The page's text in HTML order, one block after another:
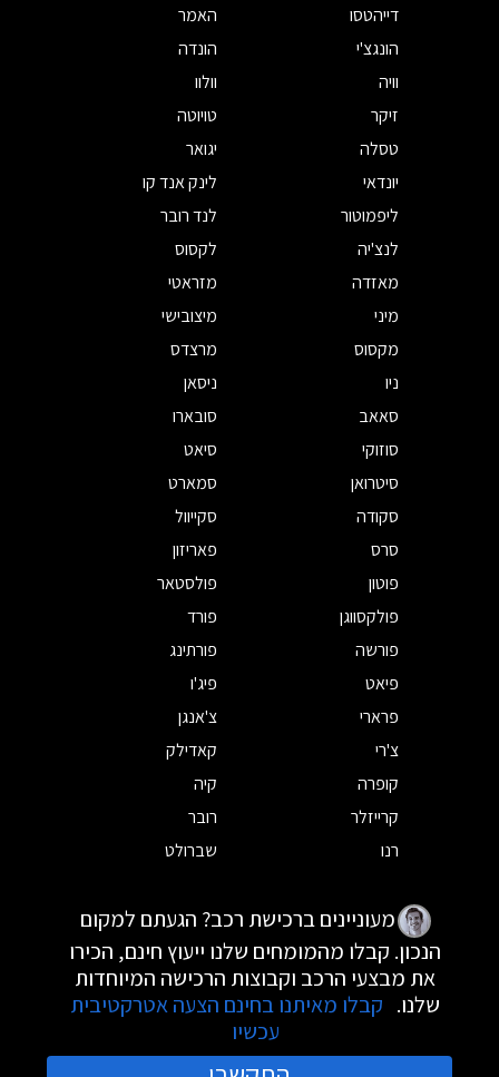
דייהטסו
האמר
הונגצ'י
הונדה
וויה
וולוו
זיקר
טויוטה
טסלה
יגואר
יונדאי
לינק אנד קו
ליפמוטור
לנד רובר
לנצ'יה
לקסוס
מאזדה
מזראטי
מיני
מיצובישי
מקסוס
מרצדס
ניו
ניסאן
סאאב
סובארו
סוזוקי
סיאט
סיטרואן
סמארט
סקודה
סקייוול
סרס
פאריזון
פוטון
פולסטאר
פולקסווגן
פורד
פורשה
פורתינג
פיאט
פיג'ו
פרארי
צ'אנגן
צ'רי
קאדילק
קופרה
קיה
קרייזלר
רובר
רנו
שברולט
מעוניינים ברכישת רכב? הגעתם למקום
הנכון. קבלו מהמומחים שלנו ייעוץ חינם, הכירו
את מבצעי הרכב וקבוצות הרכישה המיוחדות
שלנו. קבלו מאיתנו בחינם הצעה אטרקטיבית
עכשיו